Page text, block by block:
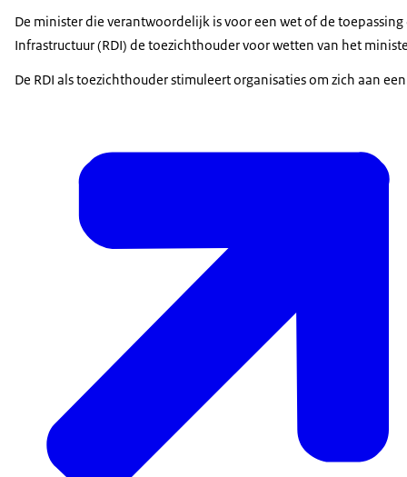
De minister die verantwoordelijk is voor een wet of de
Infrastructuur (RDI) de toezichthouder voor wetten van het
De RDI als toezichthouder stimuleert organisaties om zich aan